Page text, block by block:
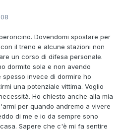
Dovendomi spostare per
il treno e alcune stazioni non
un corso di difesa personale.
dormito sola e non avendo
invece di dormire ho
una potenziale vittima. Voglio
Ho chiesto anche alla mia
per quando andremo a vivere
di me e io da sempre sono
Sapere che c'è mi fa sentire